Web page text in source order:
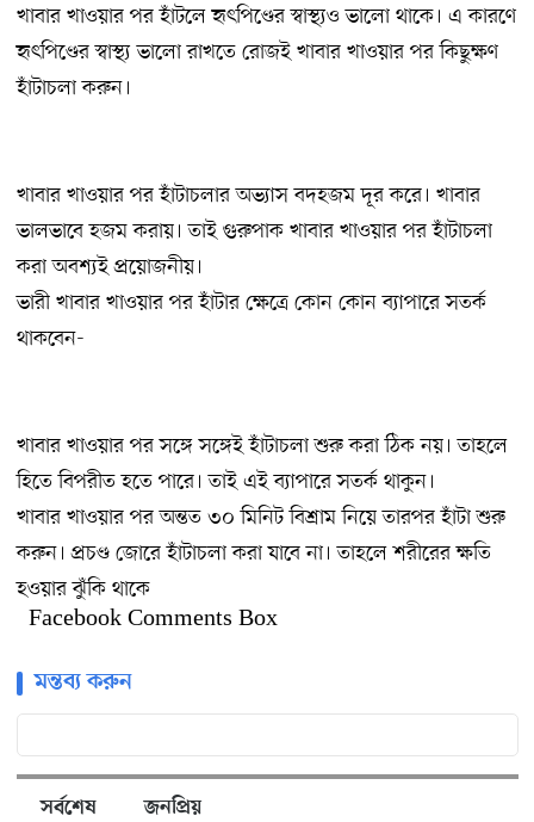
খাবার খাওয়ার পর হাঁটলে হৃৎপিণ্ডের স্বাস্থ্যও ভালো থাকে। এ কারণে
হৃৎপিণ্ডের স্বাস্থ্য ভালো রাখতে রোজই খাবার খাওয়ার পর কিছুক্ষণ
হাঁটাচলা করুন।
খাবার খাওয়ার পর হাঁটাচলার অভ্যাস বদহজম দূর করে। খাবার
ভালভাবে হজম করায়। তাই গুরুপাক খাবার খাওয়ার পর হাঁটাচলা
করা অবশ্যই প্রয়োজনীয়।
ভারী খাবার খাওয়ার পর হাঁটার ক্ষেত্রে কোন কোন ব্যাপারে সতর্ক
থাকবেন-
খাবার খাওয়ার পর সঙ্গে সঙ্গেই হাঁটাচলা শুরু করা ঠিক নয়। তাহলে
হিতে বিপরীত হতে পারে। তাই এই ব্যাপারে সতর্ক থাকুন।
খাবার খাওয়ার পর অন্তত ৩০ মিনিট বিশ্রাম নিয়ে তারপর হাঁটা শুরু
করুন। প্রচণ্ড জোরে হাঁটাচলা করা যাবে না। তাহলে শরীরের ক্ষতি
হওয়ার ঝুঁকি থাকে
Facebook Comments Box
মন্তব্য করুন
সর্বশেষ জনপ্রিয়